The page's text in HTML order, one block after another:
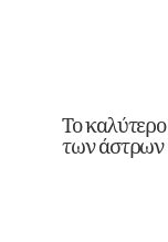
Το
των άστρων